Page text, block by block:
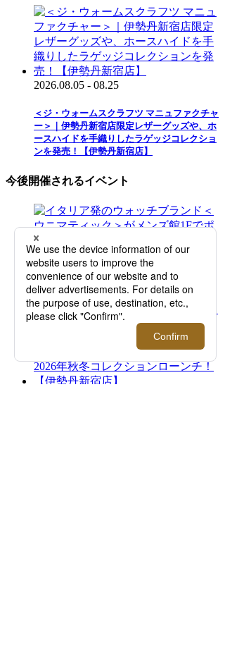
2026.08.05 - 08.25
＜ジ・ウォームスクラフツ マニュファクチャ
ー＞｜伊勢丹新宿店限定レザーグッズや、ホ
ースハイドを手織りしたラゲッジコレクショ
ンを発売！【伊勢丹新宿店】
今後開催されるイベント
2026.08.12 - 08.25
イタリア発のウォッチブランド＜ウニマティ
ック＞がメンズ館1Fでポップアップを開催！
【伊勢丹新宿店】